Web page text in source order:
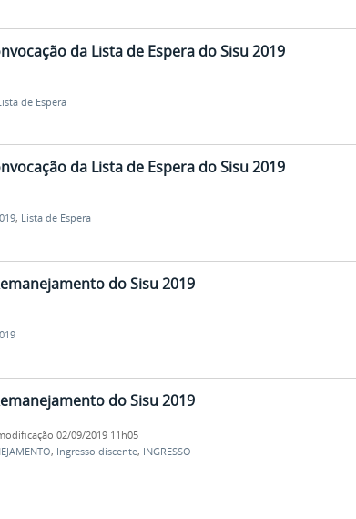
da Lista de Espera do Sisu 2019
de Espera
da Lista de Espera do Sisu 2019
, Lista de Espera
do Sisu 2019
do Sisu 2019
02/09/2019 11h05
, Ingresso discente, INGRESSO